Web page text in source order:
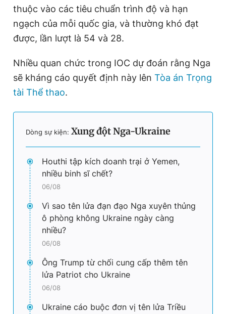
thuộc vào các tiêu chuẩn trình độ và hạn
ngạch của mỗi quốc gia, và thường khó đạt
được, lần lượt là 54 và 28.
Nhiều quan chức trong IOC dự đoán rằng Nga
sẽ kháng cáo quyết định này lên Tòa án Trọng
tài Thể thao.
Dòng sự kiện: Xung đột Nga-Ukraine
Houthi tập kích doanh trại ở Yemen,
nhiều binh sĩ chết?
06/08
Vì sao tên lửa đạn đạo Nga xuyên thủng
ô phòng không Ukraine ngày càng
nhiều?
06/08
Ông Trump từ chối cung cấp thêm tên
lửa Patriot cho Ukraine
06/08
Ukraine cáo buộc đơn vị tên lửa Triều